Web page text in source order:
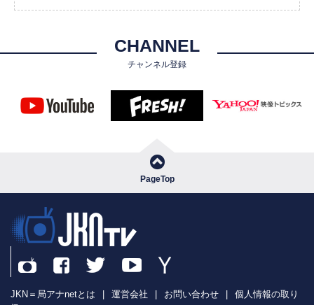
CHANNEL
チャンネル登録
PageTop
JKN＝局アナnetとは 運営会社 お問い合わせ
個人情報の取り